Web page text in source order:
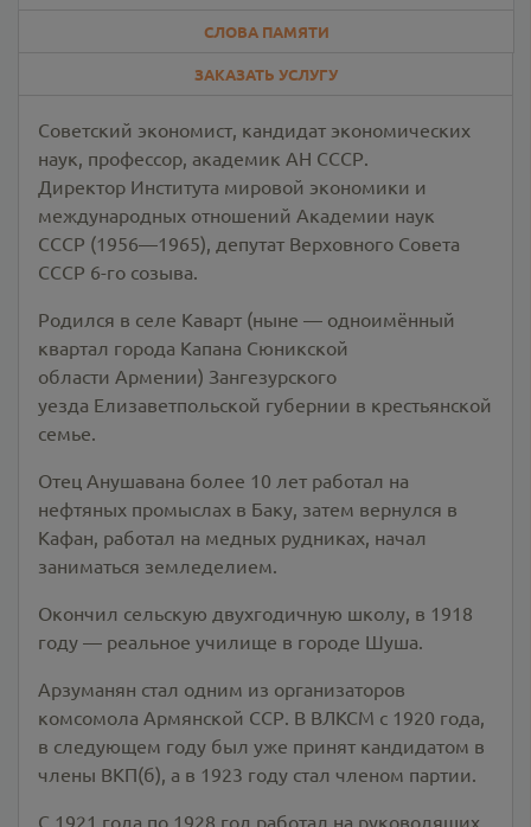
СЛОВА ПАМЯТИ
ЗАКАЗАТЬ УСЛУГУ
Советский экономист, кандидат экономических
наук, профессор, академик АН СССР.
Директор Института мировой экономики и
международных отношений Академии наук
СССР (1956—1965), депутат Верховного Совета
СССР 6-го созыва.
Родился в селе Каварт (ныне — одноимённый
квартал города Капана Сюникской
области Армении) Зангезурского
уезда Елизаветпольской губернии в крестьянской
семье.
Отец Анушавана более 10 лет работал на
нефтяных промыслах в Баку, затем вернулся в
Кафан, работал на медных рудниках, начал
заниматься земледелием.
Окончил сельскую двухгодичную школу, в 1918
году — реальное училище в городе Шуша.
Арзуманян стал одним из организаторов
комсомола Армянской ССР. В ВЛКСМ с 1920 года,
в следующем году был уже принят кандидатом в
члены ВКП(б), а в 1923 году стал членом партии.
С 1921 года по 1928 год работал на руководящих